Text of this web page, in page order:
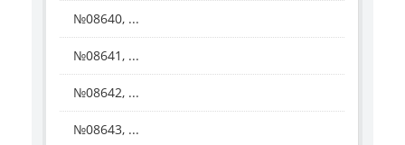
№08640, ...
№08641, ...
№08642, ...
№08643, ...